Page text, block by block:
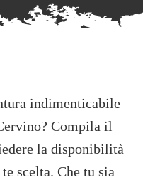
indimenticabile
Compila il
la disponibilità
scelta. Che tu sia